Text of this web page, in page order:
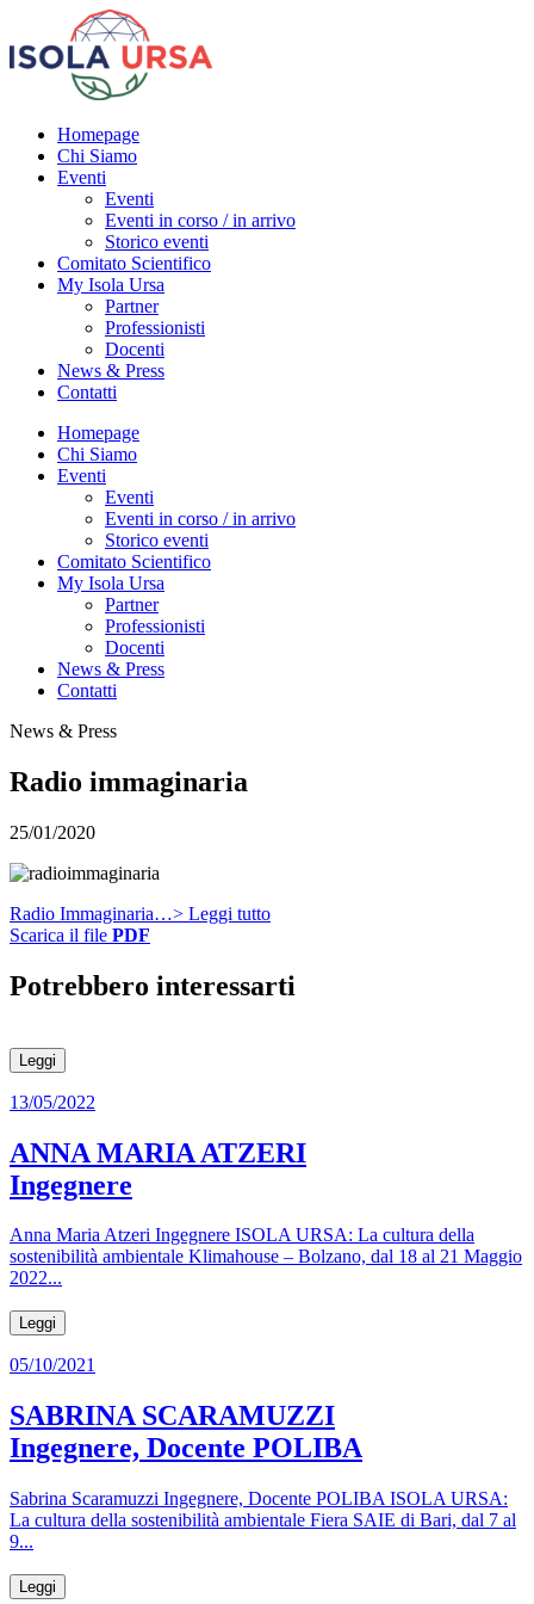
Homepage
Chi Siamo
Eventi
Eventi
Eventi in corso / in arrivo
Storico eventi
Comitato Scientifico
My Isola Ursa
Partner
Professionisti
Docenti
News & Press
Contatti
Homepage
Chi Siamo
Eventi
Eventi
Eventi in corso / in arrivo
Storico eventi
Comitato Scientifico
My Isola Ursa
Partner
Professionisti
Docenti
News & Press
Contatti
News & Press
Radio immaginaria
25/01/2020
Radio Immaginaria…> Leggi tutto
Scarica il file PDF
Potrebbero interessarti
Leggi
13/05/2022
ANNA MARIA ATZERI
Ingegnere
Anna Maria Atzeri Ingegnere ISOLA URSA: La cultura della
sostenibilità ambientale Klimahouse – Bolzano, dal 18 al 21 Maggio
2022...
Leggi
05/10/2021
SABRINA SCARAMUZZI
Ingegnere, Docente POLIBA
Sabrina Scaramuzzi Ingegnere, Docente POLIBA ISOLA URSA:
La cultura della sostenibilità ambientale Fiera SAIE di Bari, dal 7 al
9...
Leggi